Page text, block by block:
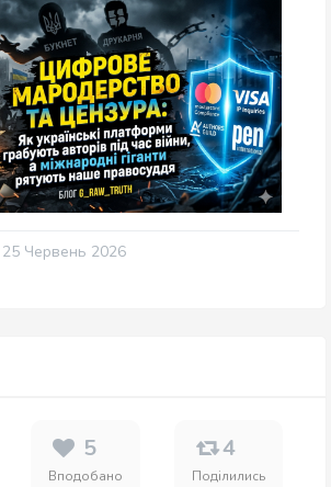
Червень 2026
5
Вподобано
4
Поділились